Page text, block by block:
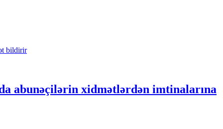
abunəçilərin xidmətlərdən imtinalarına